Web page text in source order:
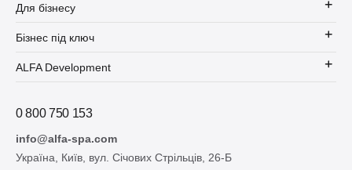
Для бізнесу
Бізнес під ключ
ALFA Development
0 800 750 153
info@alfa-spa.com
Україна, Київ, вул. Січових Стрільців, 26-Б